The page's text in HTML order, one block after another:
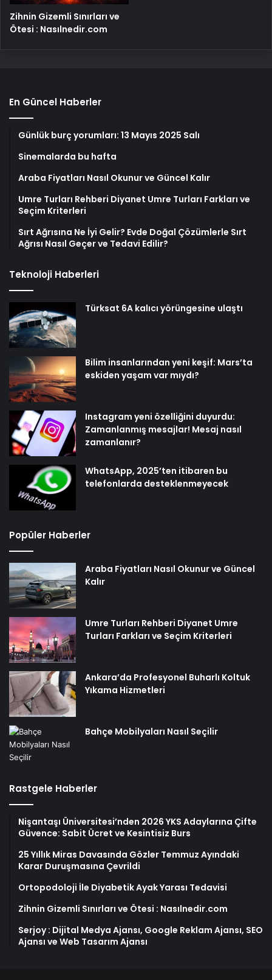
Zihnin Gizemli Sınırları ve
Ötesi : Nasılnedir.com
En Güncel Haberler
Günlük burç yorumları: 13 Mayıs 2025 Salı
Sinemalarda bu hafta
Araba Fiyatları Nasıl Okunur ve Güncel Kalır
Umre Turları Rehberi Diyanet Umre Turları Farkları ve
Seçim Kriterleri
Sırt Ağrısına Ne İyi Gelir? Evde Doğal Çözümlerle Sırt
Ağrısı Nasıl Geçer ve Tedavi Edilir?
Teknoloji Haberleri
Türksat 6A kalıcı yörüngesine ulaştı
Bilim insanlarından yeni keşif: Mars’ta
eskiden yaşam var mıydı?
Instagram yeni özelliğini duyurdu:
Zamanlanmış mesajlar! Mesaj nasıl
zamanlanır?
WhatsApp, 2025’ten itibaren bu
telefonlarda desteklenmeyecek
Popüler Haberler
Araba Fiyatları Nasıl Okunur ve Güncel
Kalır
Umre Turları Rehberi Diyanet Umre
Turları Farkları ve Seçim Kriterleri
Ankara’da Profesyonel Buharlı Koltuk
Yıkama Hizmetleri
Bahçe Mobilyaları Nasıl Seçilir
Rastgele Haberler
Nişantaşı Üniversitesi’nden 2026 YKS Adaylarına Çifte
Güvence: Sabit Ücret ve Kesintisiz Burs
25 Yıllık Miras Davasında Gözler Temmuz Ayındaki
Karar Duruşmasına Çevrildi
Ortopodoloji İle Diyabetik Ayak Yarası Tedavisi
Zihnin Gizemli Sınırları ve Ötesi : Nasılnedir.com
Serjoy : Dijital Medya Ajansı, Google Reklam Ajansı, SEO
Ajansı ve Web Tasarım Ajansı